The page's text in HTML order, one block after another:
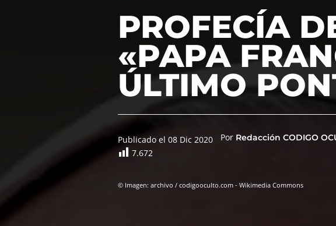
PROFECÍA
«PAPA
ÚLTIMO
Publicado el 08 Dic 2020 Por Redacción CODIGO
7.672
© Imagen: archivo / codigooculto.com - Wikimedia Commons